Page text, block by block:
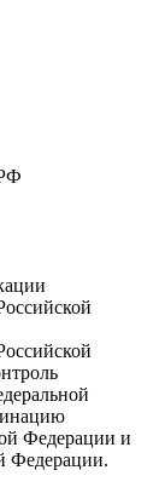
Федерации и
Федерации.